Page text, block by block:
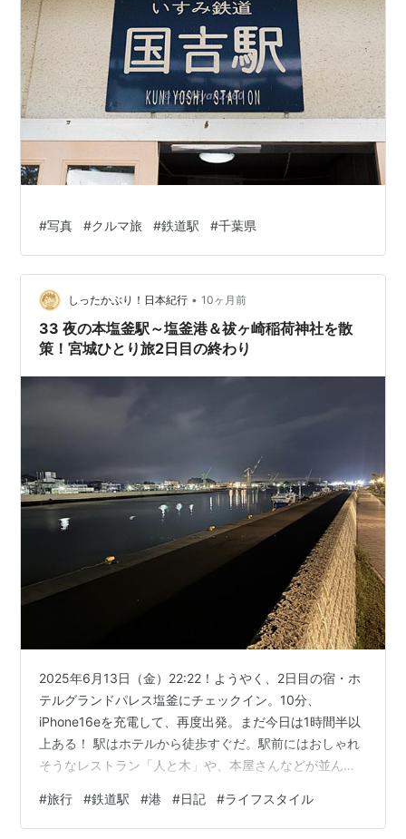
#写真 #クルマ旅 #鉄道駅 #千葉県
しったかぶり！日本紀行 • 10ヶ月前
33 夜の本塩釜駅～塩釜港＆祓ヶ崎稲荷神社を散
策！宮城ひとり旅2日目の終わり
2025年6月13日（金）22:22！ようやく、2日目の宿・ホ
テルグランドパレス塩釜にチェックイン。10分、
iPhone16eを充電して、再度出発。まだ今日は1時間半以
上ある！ 駅はホテルから徒歩すぐだ。駅前にはおしゃれ
そうなレストラン「人と木」や、本屋さんなどが並んで
ないが、電車の往来はまだあって、タクシーが疲れて帰
ってくるサラリーマンを待っている風情であった。 本塩
#旅行 #鉄道駅 #港 #日記 #ライフスタイル